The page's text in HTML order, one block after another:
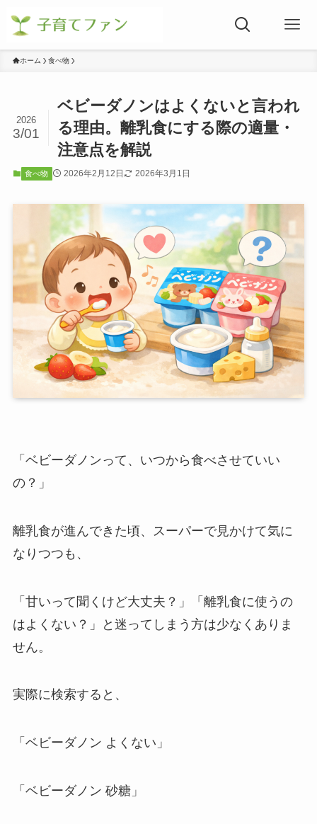
ホーム 食べ物
ベビーダノンはよくないと言われ
る理由。離乳食にする際の適量・
注意点を解説
2026
3/01
食べ物 2026年2月12日 2026年3月1日
「ベビーダノンって、いつから食べさせていい
の？」
離乳食が進んできた頃、スーパーで見かけて気に
なりつつも、
「甘いって聞くけど大丈夫？」「離乳食に使うの
はよくない？」と迷ってしまう方は少なくありま
せん。
実際に検索すると、
「ベビーダノン よくない」
「ベビーダノン 砂糖」